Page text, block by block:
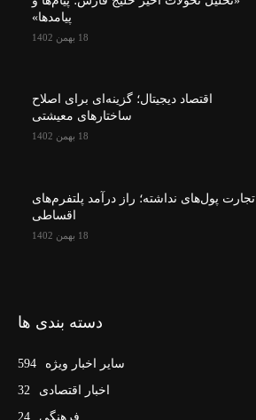
پیامدها»
18 بهمن 1402
اقتصاد دیجیتال؛ گزینه‌ای برای اصلاح
ساختارهای معیشتی
18 بهمن 1402
تجارت پول‌های نداشته؛ راز درآمد پلتفرم‌های
اقساطی
18 بهمن 1402
دسته بندی ها
سایر اخبار ویژه
594
اخبار اقتصادی
32
فرهنگی
24